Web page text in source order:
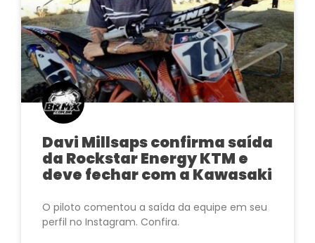
Davi Millsaps confirma saída
da Rockstar Energy KTM e
deve fechar com a Kawasaki
O piloto comentou a saída da equipe em seu
perfil no Instagram. Confira.